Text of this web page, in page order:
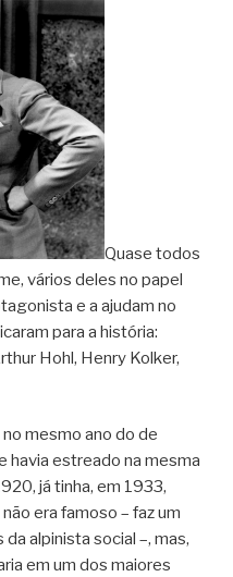
Quase todos
vários deles no papel
e a ajudam no
para a história:
Hohl, Henry Kolker,
mesmo ano do de
havia estreado na mesma
já tinha, em 1933,
era famoso – faz um
alpinista social –, mas,
em um dos maiores